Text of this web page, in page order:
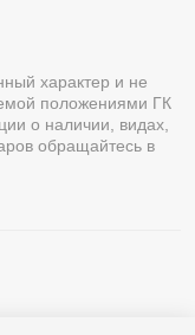
характер и не
положениями ГК
о наличии, видах,
обращайтесь в